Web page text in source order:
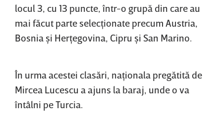
locul 3, cu 13 puncte, într-o grupă din care au
mai făcut parte selecţionate precum Austria,
Bosnia şi Herţegovina, Cipru şi San Marino.
În urma acestei clasări, naţionala pregătită de
Mircea Lucescu a ajuns la baraj, unde o va
întâlni pe Turcia.